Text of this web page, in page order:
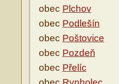
obec Plchov
obec Podlešín
obec Poštovice
obec Pozdeň
obec Přelíc